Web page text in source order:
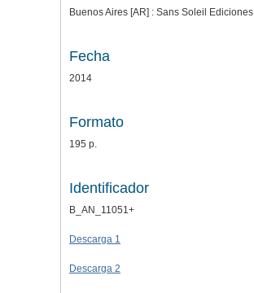
Buenos Aires [AR] : Sans Soleil Ediciones
Fecha
2014
Formato
195 p.
Identificador
B_AN_11051+
Descarga 1
Descarga 2